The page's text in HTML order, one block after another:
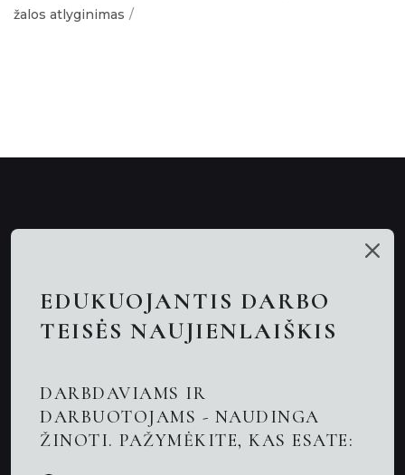
žalos atlyginimas
Nuotolinės konsultacijos
Advokatas Kaune
Naujienos
EDUKUOJANTIS DARBO
TEISĖS NAUJIENLAIŠKIS
DARBDAVIAMS IR
DARBUOTOJAMS - NAUDINGA
ŽINOTI. PAŽYMĖKITE, KAS ESATE: